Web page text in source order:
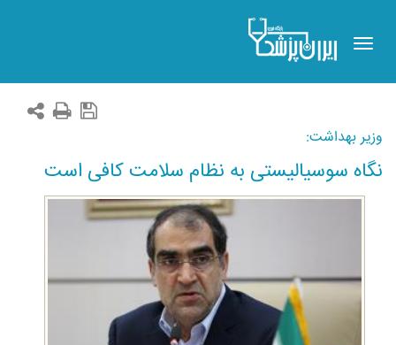
Toggle
navigation
وزیر بهداشت:
نگاه سوسیالیستی به نظام سلامت کافی است